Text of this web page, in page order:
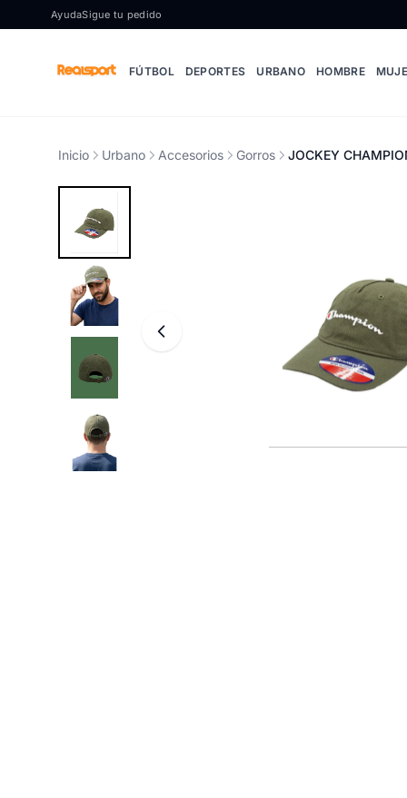
Ir al contenido
AyudaSigue tu pedido
FÚTBOL DEPORTES URBANO HOMBRE
Inicio Urbano Accesorios Gorros JOCKEY